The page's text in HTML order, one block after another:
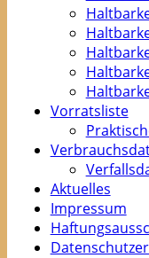
Vorratsliste
Aktuelles
Impressum